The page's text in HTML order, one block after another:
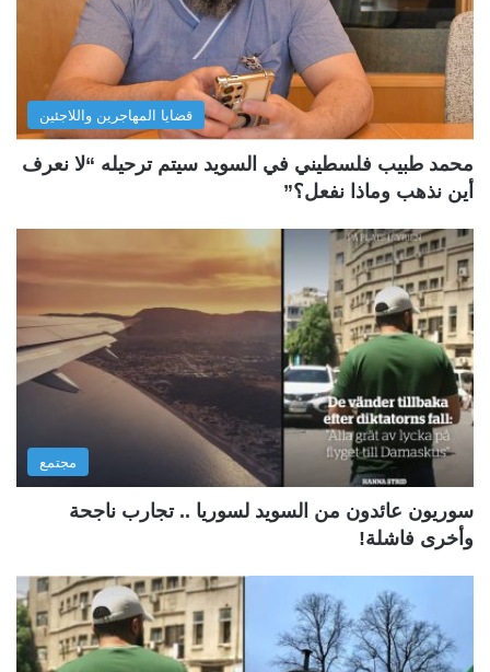
قضايا المهاجرين واللاجئين
محمد طبيب فلسطيني في السويد سيتم ترحيله “لا نعرف
أين نذهب وماذا نفعل؟”
مجتمع
سوريون عائدون من السويد لسوريا .. تجارب ناجحة
وأخرى فاشلة!